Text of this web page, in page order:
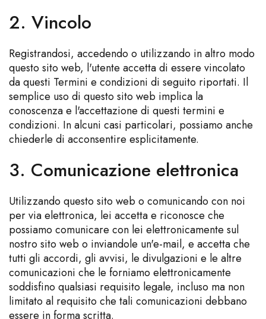
2. Vincolo
Registrandosi, accedendo o utilizzando in altro modo
questo sito web, l'utente accetta di essere vincolato
da questi Termini e condizioni di seguito riportati. Il
semplice uso di questo sito web implica la
conoscenza e l'accettazione di questi termini e
condizioni. In alcuni casi particolari, possiamo anche
chiederle di acconsentire esplicitamente.
3. Comunicazione elettronica
Utilizzando questo sito web o comunicando con noi
per via elettronica, lei accetta e riconosce che
possiamo comunicare con lei elettronicamente sul
nostro sito web o inviandole un'e-mail, e accetta che
tutti gli accordi, gli avvisi, le divulgazioni e le altre
comunicazioni che le forniamo elettronicamente
soddisfino qualsiasi requisito legale, incluso ma non
limitato al requisito che tali comunicazioni debbano
essere in forma scritta.